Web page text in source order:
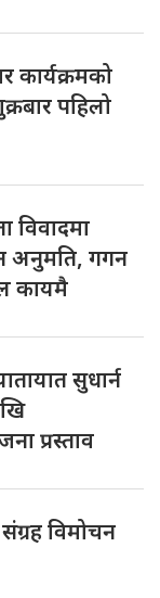
कार्यक्रमको
पहिलो
विवादमा
अनुमति, गगन
कायमै
सुधार्न
प्रस्ताव
विमोचन